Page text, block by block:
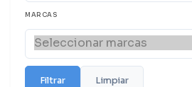
MARCAS
Filtrar Limpiar